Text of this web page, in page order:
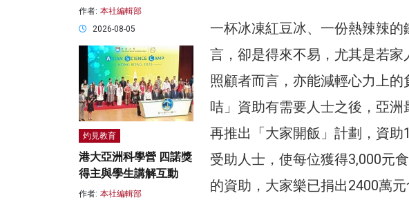
一杯冰凍紅豆冰、一份熱辣辣
言，卻是得來不易，尤其是若
照顧者而言，亦能減輕心力上
咭」資助有需要人士之後，亞
再推出「大家開飯」計劃，資
受助人士，使每位獲得3,000元
的資助，大家樂已捐出2400萬元
作者: 本社編輯部
2026-08-05
灼見教育
港大亞洲科學營 四諾獎
得主與學生講解互動
作者: 本社編輯部